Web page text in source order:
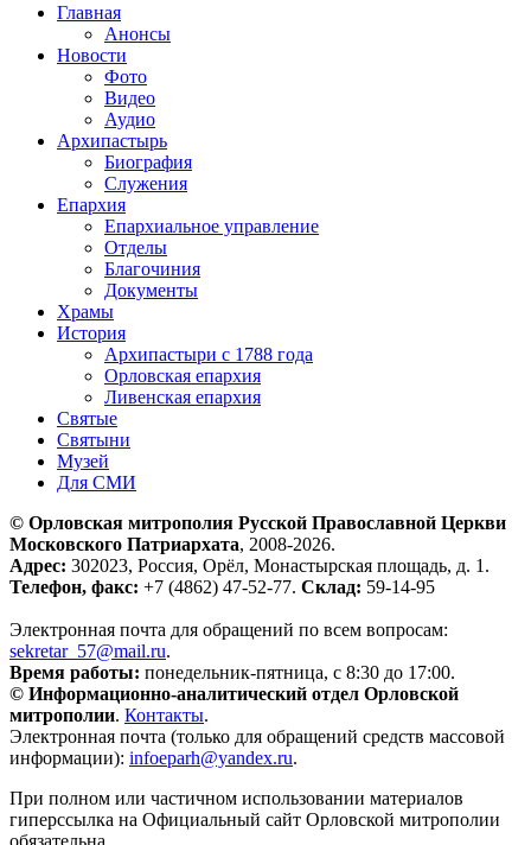
Главная
Анонсы
Новости
Фото
Видео
Аудио
Архипастырь
Биография
Служения
Епархия
Епархиальное управление
Отделы
Благочиния
Документы
Храмы
История
Архипастыри с 1788 года
Орловская епархия
Ливенская епархия
Святые
Святыни
Музей
Для СМИ
© Орловская митрополия Русской Православной Церкви
Московского Патриархата, 2008-2026.
Адрес: 302023, Россия, Орёл, Монастырская площадь, д. 1.
Телефон, факс: +7 (4862) 47-52-77. Склад: 59-14-95
Электронная почта для обращений по всем вопросам:
sekretar_57@mail.ru.
Время работы: понедельник-пятница, с 8:30 до 17:00.
© Информационно-аналитический отдел Орловской
митрополии. Контакты.
Электронная почта (только для обращений средств массовой
информации): infoeparh@yandex.ru.
При полном или частичном использовании материалов
гиперссылка на Официальный сайт Орловской митрополии
обязательна.